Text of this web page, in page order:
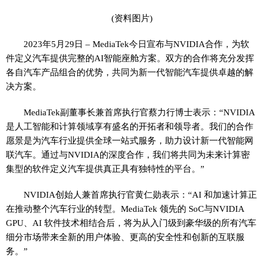
(资料图片)
2023年5月29日 – MediaTek今日宣布与NVIDIA合作，为软
件定义汽车提供完整的AI智能座舱方案。双方的合作将充分发挥
各自汽车产品组合的优势，共同为新一代智能汽车提供卓越的解
决方案。
MediaTek副董事长兼首席执行官蔡力行博士表示：“NVIDIA
是人工智能和计算领域享有盛名的开拓者和领导者。我们的合作
愿景是为汽车行业提供全球一站式服务，助力设计新一代智能网
联汽车。通过与NVIDIA的深度合作，我们将共同为未来计算密
集型的软件定义汽车提供真正具有独特性的平台。”
NVIDIA创始人兼首席执行官黄仁勋表示：“AI 和加速计算正
在推动整个汽车行业的转型。MediaTek 领先的 SoC与NVIDIA
GPU、AI 软件技术相结合后，将为从入门级到豪华级的所有汽车
细分市场带来全新的用户体验、更高的安全性和创新的互联服
务。”